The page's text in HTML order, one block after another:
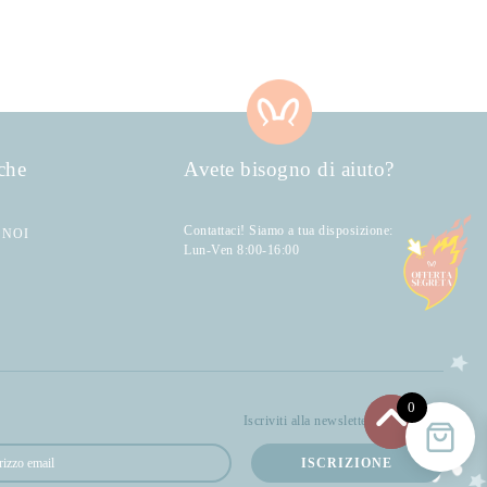
Avete bisogno di aiuto?
Contattaci! Siamo a tua disposizione:
Lun-Ven 8:00-16:00
Iscriviti alla newsletter di Bellocchi
0